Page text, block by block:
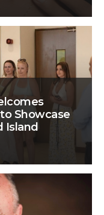
Showcase
Island